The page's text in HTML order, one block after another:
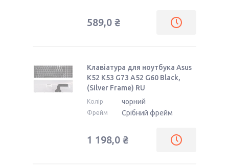
589,0 ₴
Клавіатура для ноутбука Asus
K52 K53 G73 A52 G60 Black,
(Silver Frame) RU
Колір чорний
Фрейм Срібний фрейм
1 198,0 ₴